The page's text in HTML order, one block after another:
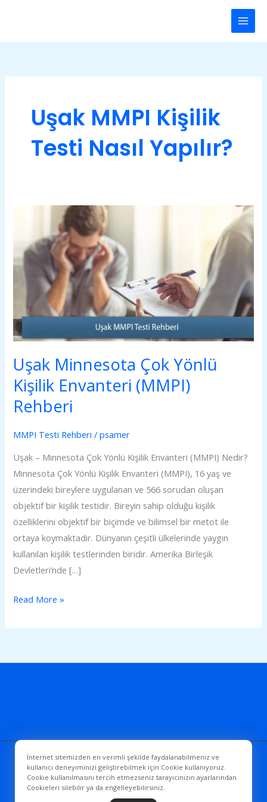
Main
Uşak MMPI Kişilik
Testi Nasıl Yapılır?
Uşak Minnesota Çok Yönlü
Kişilik Envanteri (MMPI)
Rehberi
MMPI Testi Rehberi /psamer
Uşak – Minnesota Çok Yönlü Kişilik Envanteri (MMPI) Nedir?
Minnesota Çok Yönlü Kişilik Envanteri (MMPI), 16 yaş ve
üzerindeki bireylere uygulanan ve 566 sorudan oluşan
objektif bir kişilik testidir. Bireyin sahip olduğu kişilik
özelliklerini objektif bir biçimde ve bilimsel bir metot ile
ortaya koymaktadır. Dünyanın çeşitli ülkelerinde yaygın
kullanılan kişilik testlerinden biridir. Amerika Birleşik
Devletleri’nde […]
Çok
Yönlü
Envanteri
(MMPI)
Rehberi
Read More »
Copyright © 2026 PSAMER
SitemizWebHazırtarafından hazırlanmıştır
İnternet sitemizden en verimli şekilde faydalanabilmeniz ve
kullanıcı deneyiminizi geliştirebilmek için Cookie kullanıyoruz.
Cookie kullanılmasını tercih etmezseniz tarayıcınızın ayarlarından
Cookieleri silebilir ya da engelleyebilirsiniz.